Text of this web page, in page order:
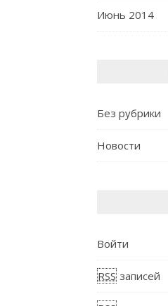
Июнь 2014
Без рубрики
Новости
Войти
RSS записей